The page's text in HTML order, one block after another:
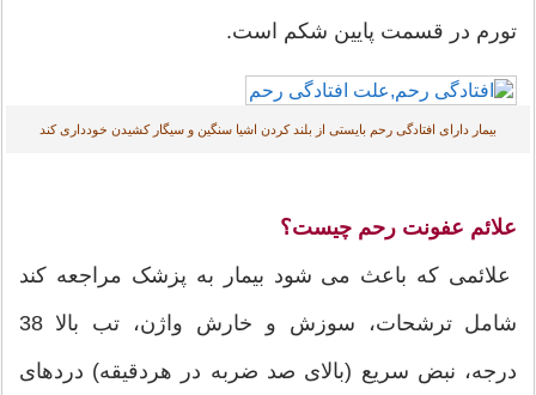
تورم در قسمت پایین شکم است.
بیمار دارای افتادگی رحم بایستی از بلند کردن اشیا سنگین و سیگار کشیدن خودداری کند
علائم عفونت رحم چیست؟
علائمی که باعث می شود بیمار به پزشک مراجعه کند
شامل ترشحات، سوزش و خارش واژن، تب بالا 38
درجه، نبض سریع (بالای صد ضربه در هردقیقه) دردهای